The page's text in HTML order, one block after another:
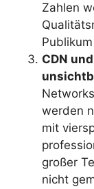
Zahlen
CDN
werden
mit
großer
nicht